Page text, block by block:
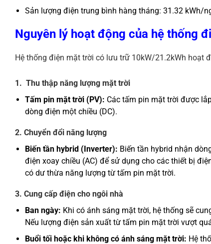
Sản lượng điện trung bình hàng tháng: 31.32 kWh/
Nguyên lý hoạt động của hệ thống
Hệ thống điện mặt trời có lưu trữ 10kW/21.2kWh hoạt
1. Thu thập năng lượng mặt trời
Tấm pin mặt trời (PV): Các tấm pin mặt trời được
dòng điện một chiều (DC).
2. Chuyển đổi năng lượng
Biến tần hybrid (Inverter): Biến tần hybrid nhận
điện xoay chiều (AC) để sử dụng cho các thiết bị
có dư thừa năng lượng từ tấm pin mặt trời.
3. Cung cấp điện cho ngôi nhà
Ban ngày: Khi có ánh sáng mặt trời, hệ thống sẽ
Nếu lượng điện sản xuất từ tấm pin mặt trời vượt
Buổi tối hoặc khi không có ánh sáng mặt trời: Hệ